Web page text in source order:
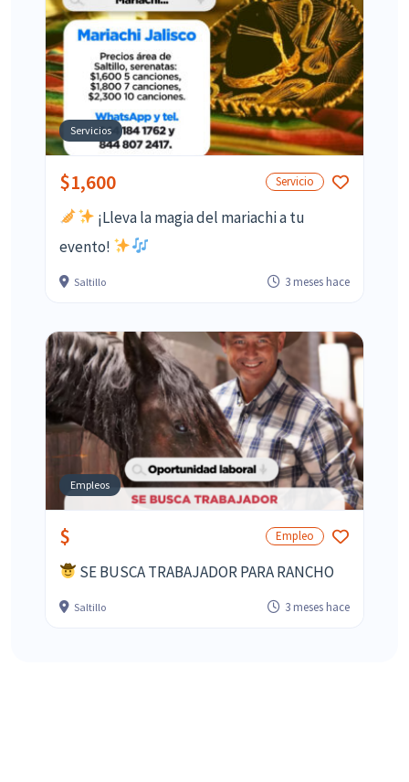
Servicios
$1,600 Servicio
¡Lleva la magia del mariachi a tu
evento!
Saltillo 3 meses hace
Empleos
$ Empleo
SE BUSCA TRABAJADOR PARA RANCHO
Saltillo 3 meses hace